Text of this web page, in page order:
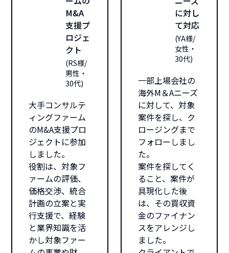
M&A
支援プ
ロジェ
クト
(RS様/
男性・
30代)
大手コンサルテ
ィングファーム
のM&A支援プロ
ジェクトに参加
しました。
役割は、対象フ
ァームの評価、
価格交渉、統合
計画の立案と実
行支援で、経験
と業界知識を活
かし対象ファー
に対し
て対応
(YA様/
女性・
30代)
一部上場会社の
海外M＆Aニーズ
に対して、対象
案件を探し、ク
ロージングまで
フォローしまし
た。
案件を探してく
ること、案件が
具現化した後
は、その買収資
金のファイナン
スをアレンジし
ました。